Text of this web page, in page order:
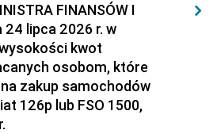
FINANSÓW I
24 lipca 2026 r. w
kwot
osobom, które
zakup samochodów
126p lub FSO 1500,